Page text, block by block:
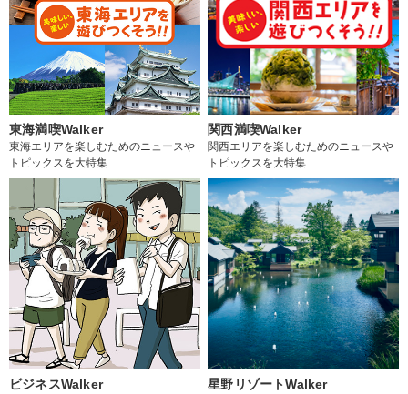
東海満喫Walker
東海エリアを楽しむためのニュースや
トピックスを大特集
関西満喫Walker
関西エリアを楽しむためのニュースや
トピックスを大特集
ビジネスWalker 星野リゾートWalker